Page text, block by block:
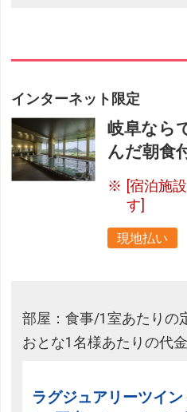
インターネット限定
岐阜なら
んだ朝食
[宿泊施
す]
現地払い
部屋：食事/1室あたりの
おとな1名様あたりの代金
ラグジュアリーツイン